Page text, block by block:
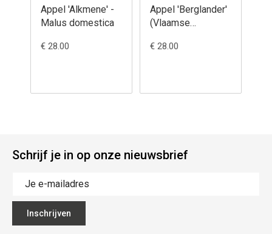
Appel 'Alkmene' -
Malus domestica
€ 28.00
Appel 'Berglander'
(Vlaamse
domestica
€ 28.00
Schrijf je in op onze nieuwsbrief
Inschrijven